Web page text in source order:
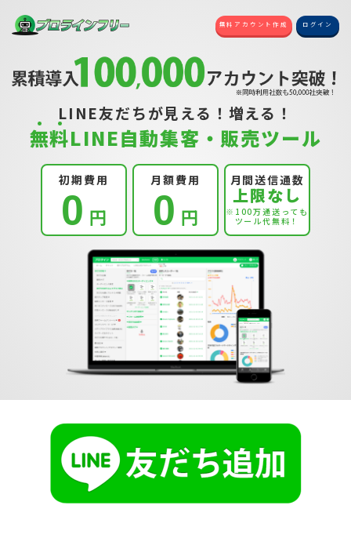
無料アカウント作成 ログイン
LINE友だちが見える！増える！
無料LINE自動集客・販売ツール
初期費用
0 円
月額費用
0 円
月間送信通数
上限なし
※100万通送っても
ツール代無料！